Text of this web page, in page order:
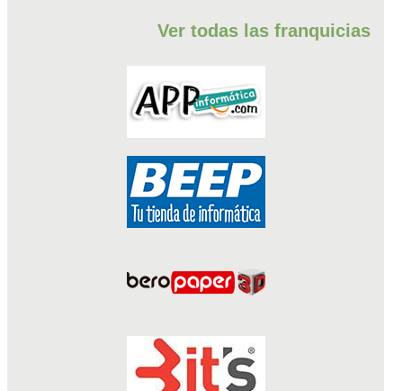
Ver todas las franquicias